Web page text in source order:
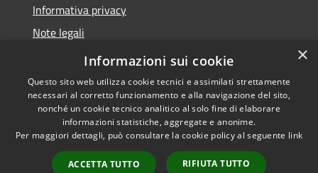
Informativa privacy
Note legali
Dichiarazione di accessibilità
Accessibilità
Copyright © 2026 • Comune di
Seniga • Powered by
Municipium•
Accesso
×
Informazioni sui cookie
Questo sito web utilizza cookie tecnici e assimilati strettamente
necessari al corretto funzionamento e alla navigazione del sito,
nonché un cookie tecnico analitico al solo fine di elaborare
informazioni statistiche, aggregate e anonime.
Per maggiori dettagli, può consultare la cookie policy al seguente link
ACCETTA TUTTO RIFIUTA TUTTO